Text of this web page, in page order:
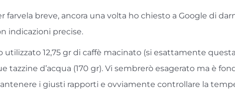
farvela breve, ancora una volta ho chiesto a Google di
indicazioni precise.
utilizzato 12,75 gr di caffè macinato (si esattamente
tazzine d’acqua (170 gr). Vi sembrerò esagerato ma è
i giusti rapporti e ovviamente controllare la